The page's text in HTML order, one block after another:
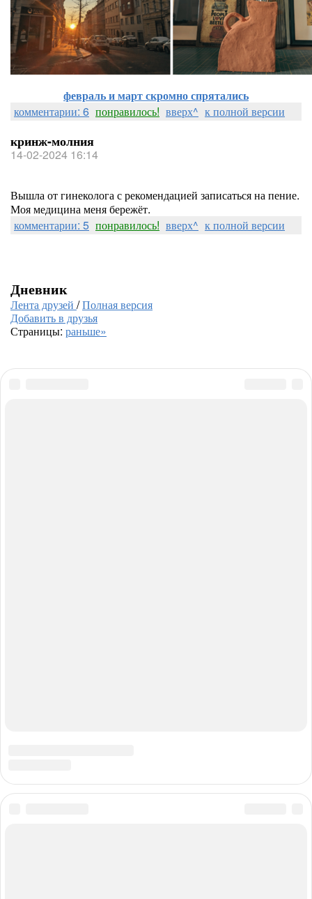
февраль и март скромно спрятались
комментарии: 6 понравилось! вверх^ к полной версии
кринж-молния
14-02-2024 16:14
Вышла от гинеколога с рекомендацией записаться на пение.
Моя медицина меня бережёт.
комментарии: 5 понравилось! вверх^ к полной версии
Дневник
Лента друзей /Полная версия
Добавить в друзья
Страницы: раньше»